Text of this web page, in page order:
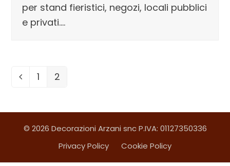
per stand fieristici, negozi, locali pubblici
e privati.…
Precedente
Pagina
1 Pagina
2
© 2026 Decorazioni Arzani snc P.IVA: 01127350336
Privacy Policy
Cookie Policy